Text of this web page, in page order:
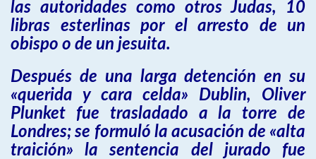
las autoridades como otros Judas, 10
libras esterlinas por el arresto de un
obispo o de un jesuita.
Después de una larga detención en su
«querida y cara celda» Dublin, Oliver
Plunket fue trasladado a la torre de
Londres; se formuló la acusación de «alta
traición» la sentencia del jurado fue